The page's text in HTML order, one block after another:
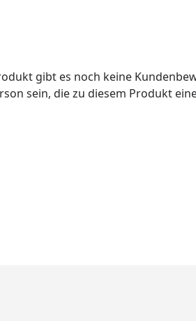
gibt es noch keine
sein, die zu diesem Produkt